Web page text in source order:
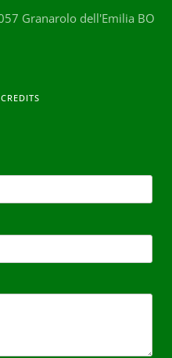
Granarolo dell'Emilia BO
CREDITS